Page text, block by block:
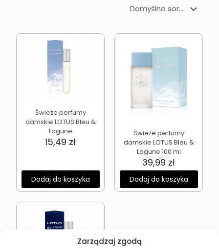
Zarządzaj zgodą
Świeże perfumy
damskie LOTUS Bleu &
Lagune
15,49 zł
Dodaj do koszyka
Świeże perfumy
damskie LOTUS Bleu &
Lagune 100 ml
39,99 zł
Dodaj do koszyka